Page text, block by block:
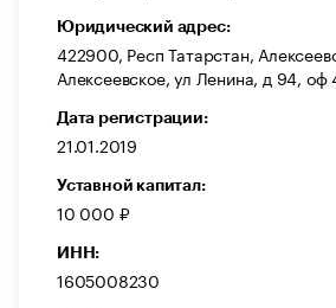
Юридический адрес:
422900, Респ Татарстан,
Алексеевское, ул Ленина, д 94, оф
Дата регистрации:
21.01.2019
Уставной капитал:
10 000 ₽
ИНН:
1605008230